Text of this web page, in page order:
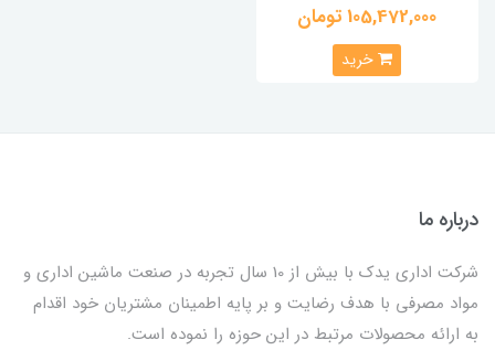
105,472,000 تومان
خرید
درباره ما
شرکت اداری یدک با بیش از 10 سال تجربه در صنعت ماشین اداری و
مواد مصرفی با هدف رضایت و بر پایه اطمینان مشتریان خود اقدام
به ارائه محصولات مرتبط در این حوزه را نموده است.